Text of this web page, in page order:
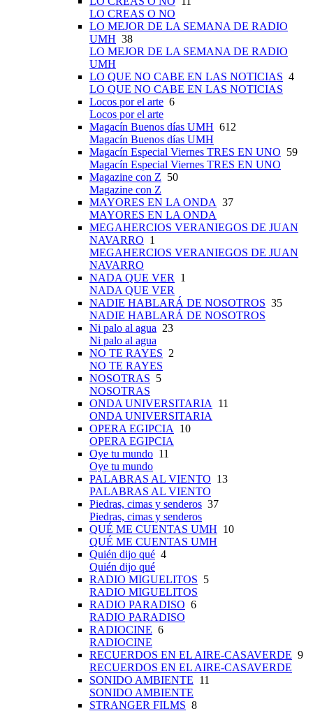
LO CREAS O NO
LO MEJOR DE LA SEMANA DE RADIO
UMH 38
LO MEJOR DE LA SEMANA DE RADIO
UMH
LO QUE NO CABE EN LAS NOTICIAS 4
LO QUE NO CABE EN LAS NOTICIAS
Locos por el arte 6
Locos por el arte
Magacín Buenos días UMH 612
Magacín Buenos días UMH
Magacín Especial Viernes TRES EN UNO 59
Magacín Especial Viernes TRES EN UNO
Magazine con Z 50
Magazine con Z
MAYORES EN LA ONDA 37
MAYORES EN LA ONDA
MEGAHERCIOS VERANIEGOS DE JUAN
NAVARRO 1
MEGAHERCIOS VERANIEGOS DE JUAN
NAVARRO
NADA QUE VER 1
NADA QUE VER
NADIE HABLARÁ DE NOSOTROS 35
NADIE HABLARÁ DE NOSOTROS
Ni palo al agua 23
Ni palo al agua
NO TE RAYES 2
NO TE RAYES
NOSOTRAS 5
NOSOTRAS
ONDA UNIVERSITARIA 11
ONDA UNIVERSITARIA
OPERA EGIPCIA 10
OPERA EGIPCIA
Oye tu mundo 11
Oye tu mundo
PALABRAS AL VIENTO 13
PALABRAS AL VIENTO
Piedras, cimas y senderos 37
Piedras, cimas y senderos
QUÉ ME CUENTAS UMH 10
QUÉ ME CUENTAS UMH
Quién dijo qué 4
Quién dijo qué
RADIO MIGUELITOS 5
RADIO MIGUELITOS
RADIO PARADISO 6
RADIO PARADISO
RADIOCINE 6
RADIOCINE
RECUERDOS EN EL AIRE-CASAVERDE 9
RECUERDOS EN EL AIRE-CASAVERDE
SONIDO AMBIENTE 11
SONIDO AMBIENTE
STRANGER FILMS 8